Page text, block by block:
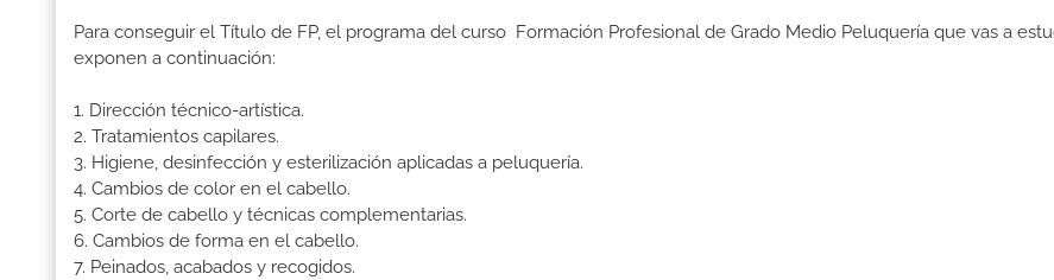
Para conseguir el Título de FP, el programa del curso Formación Profesional de Grado Medio Peluquería que vas a
exponen a continuación:
1. Dirección técnico-artística.
2. Tratamientos capilares.
3. Higiene, desinfección y esterilización aplicadas a peluquería.
4. Cambios de color en el cabello.
5. Corte de cabello y técnicas complementarias.
6. Cambios de forma en el cabello.
7. Peinados, acabados y recogidos.